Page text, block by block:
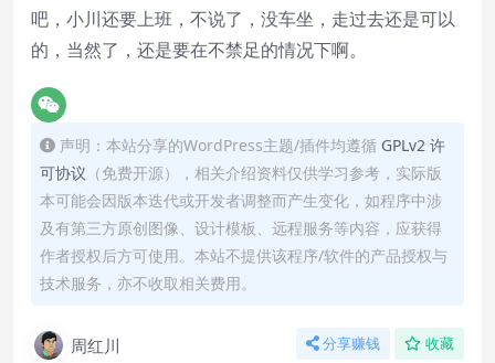
吧，小川还要上班，不说了，没车坐，走过去还是可以
的，当然了，还是要在不禁足的情况下啊。
声明：本站分享的WordPress主题/插件均遵循 GPLv2 许
可协议 （免费开源），相关介绍资料仅供学习参考，实际版
本可能会因版本迭代或开发者调整而产生变化，如程序中涉
及有第三方原创图像、设计模板、远程服务等内容，应获得
作者授权后方可使用。本站不提供该程序/软件的产品授权与
技术服务，亦不收取相关费用。
周红川 分享赚钱 收藏